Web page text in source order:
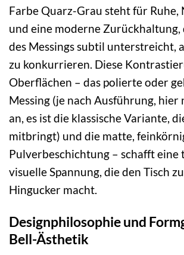
Farbe Quarz-Grau steht für
und eine moderne Zurückhaltung,
des Messings subtil unterstreicht,
zu konkurrieren. Diese
Oberflächen – das polierte oder
Messing (je nach Ausführung, hier
an, es ist die klassische Variante,
mitbringt) und die matte,
Pulverbeschichtung – schafft eine
visuelle Spannung, die den Tisch
Hingucker macht.
Designphilosophie und
Bell-Ästhetik